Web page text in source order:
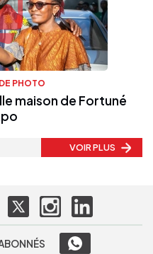
PHOTO
maison de Fortuné
VOIR PLUS